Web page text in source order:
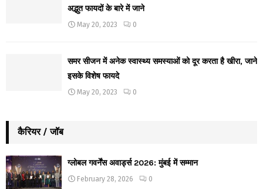
अद्भुत फायदों के बारे में जाने
May 20, 2023 0
समर सीजन में अनेक स्वास्थ्य समस्याओं को दूर करता है खीरा, जाने
इसके विशेष फायदे
May 20, 2023 0
कैरियर / जॉब
ग्लोबल गवर्नेंस अवार्ड्स 2026: मुंबई में सम्मान
February 28, 2026 0